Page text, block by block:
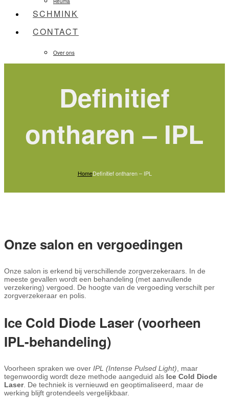
SCHMINK
CONTACT
Over ons
Definitief
ontharen – IPL
HomeDefinitief ontharen – IPL
Onze salon en vergoedingen
Onze salon is erkend bij verschillende zorgverzekeraars. In de
meeste gevallen wordt een behandeling (met aanvullende
verzekering) vergoed. De hoogte van de vergoeding verschilt per
zorgverzekeraar en polis.
Ice Cold Diode Laser (voorheen
IPL-behandeling)
Voorheen spraken we over IPL (Intense Pulsed Light) , maar
tegenwoordig wordt deze methode aangeduid als Ice Cold Diode
Laser. De techniek is vernieuwd en geoptimaliseerd, maar de
werking blijft grotendeels vergelijkbaar.